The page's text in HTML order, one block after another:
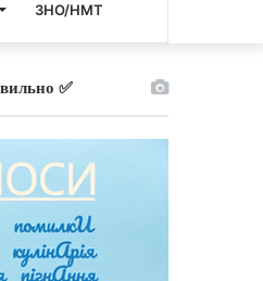
ЗНО/НМТ
✅